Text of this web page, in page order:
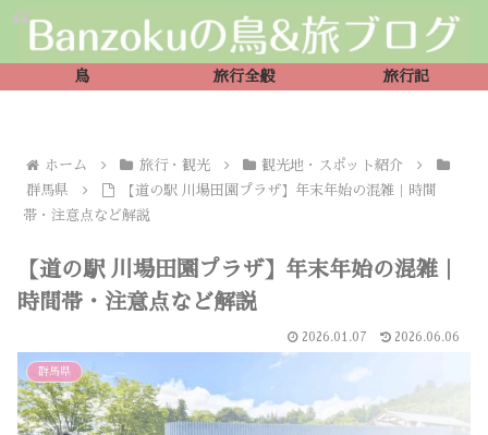
鳥 旅行全般 旅行記
ホーム 旅行・観光
観光地・スポット紹介
群馬県
【道の駅 川場田園プラザ】年末年始の混雑｜時間
帯・注意点など解説
【道の駅 川場田園プラザ】年末年始の混雑｜
時間帯・注意点など解説
2026.01.07 2026.06.06
群馬県